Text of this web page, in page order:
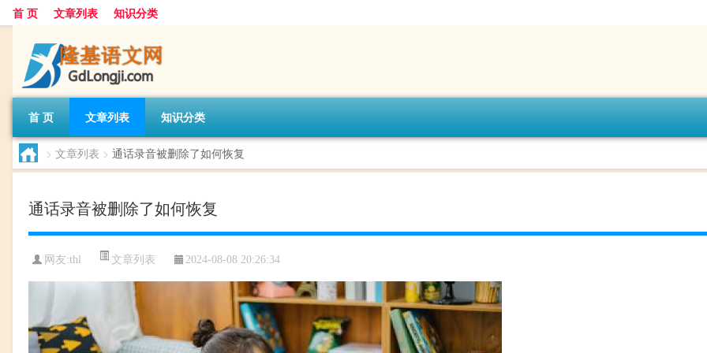
首 页 文章列表 知识分类
首 页 文章列表 知识分类
> 文章列表 > 通话录音被删除了如何恢复
通话录音被删除了如何恢复
网友:thl 文章列表 2024-08-08 20:26:34